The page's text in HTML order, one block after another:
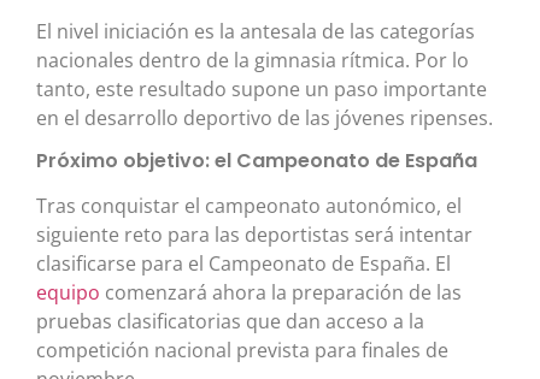
El nivel iniciación es la antesala de las categorías
nacionales dentro de la gimnasia rítmica. Por lo
tanto, este resultado supone un paso importante
en el desarrollo deportivo de las jóvenes ripenses.
Próximo objetivo: el Campeonato de España
Tras conquistar el campeonato autonómico, el
siguiente reto para las deportistas será intentar
clasificarse para el Campeonato de España. El
equipo comenzará ahora la preparación de las
pruebas clasificatorias que dan acceso a la
competición nacional prevista para finales de